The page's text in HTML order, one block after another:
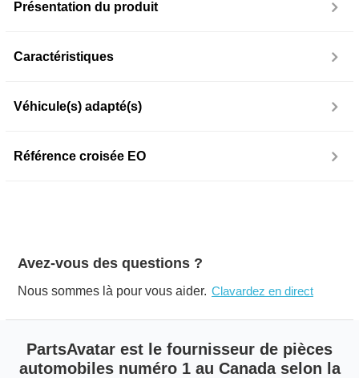
Présentation du produit
Caractéristiques
Véhicule(s) adapté(s)
Référence croisée EO
Avez-vous des questions ?
Nous sommes là pour vous aider. Clavardez en direct
PartsAvatar est le fournisseur de pièces
automobiles numéro 1 au Canada selon la